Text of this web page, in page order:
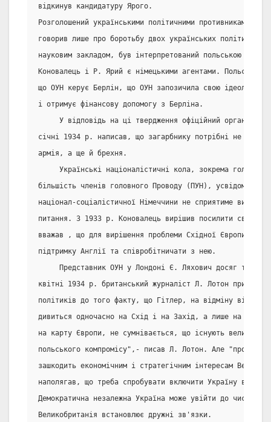
відкинув кандидатуру Ярого.
Розголошений українськими політичними противниками
говорив лише про боротьбу двох українських політичних
науковим закладом, був інтерпретований польською
Коновалець і Р. Ярий є німецькими агентами. Польські
що ОУН керує Берлін, що ОУН запозичила свою ідеологію
і отримує фінансову допомогу з Берліна.
У відповідь на ці твердження офіційний орган ОУН
січні 1934 р. написав, що загарбнику потрібні не
армія, а ще й брехня.
Українські націоналістичні кола, зокрема голова
більшість членів головного Проводу (ПУН),
націонал-соціалістичної Німеччини не сприятиме
питання. З 1933 р. Коновалець вирішив посилити свою
вважав , що для вирішення проблеми Східної Європи було
підтримку Англії та співробітничати з нею.
Представник ОУН у Лондоні Є. Ляхович досяг там
квітні 1934 р. британський журналіст Л. Лотон
політиків до того факту, що Гітлер, на відміну від
дивиться одночасно на Схід і на Захід, а лише на Схід.
на карту Європи, не сумнівається, що існують великі
польського компромісу",- писав Л. Лотон. Але
зашкодить економічним і стратегічним інтересам
наполягав, що треба спробувати включити Україну в
Демократична незалежна Україна може увійти до числа
Великобританія встановлює дружні зв'язки.